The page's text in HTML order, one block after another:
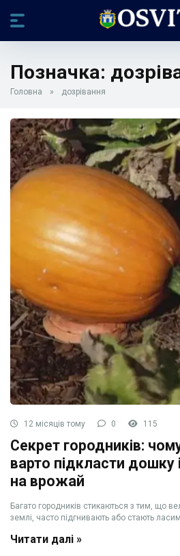
Позначка:
Головна » дозрівання
12 місяців тому 0 115
Секрет городників:
варто підкласти дошку
на врожай
Багато городників стикаються з тим, що
землі, часто підгнивають або стають
Читати далі »